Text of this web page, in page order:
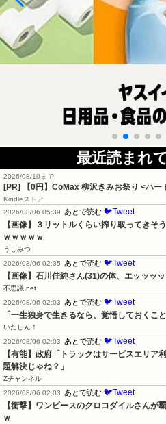
最近読まれ
2026/08/10まで
[PR] 【0円】CoMax 柳沢きみお祭り <ハー
Kindleストア
2026/08/06 05:39
あとで読む 🐦Tweet
【画像】３リットルくらい搾り取ってきそ
ｗｗｗｗｗ
うしみつ
2026/08/06 02:35
あとで読む 🐦Tweet
【画像】石川佳純さん(31)の体、エッッッ
不思議.net
2026/08/06 02:03
あとで読む 🐦Tweet
「一生独身で生きるなら、覚悟しておくこ
いたしん！
2026/08/06 02:03
あとで読む 🐦Tweet
【有能】政府「トラックはサービスエリア
題解決じゃね？」
Zチャンネル
2026/08/06 02:03
あとで読む 🐦Tweet
【衝撃】ワンピースのクロコダイルさんが
ｗ